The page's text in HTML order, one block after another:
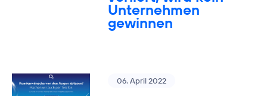
Unternehmen
gewinnen
06. April 2022